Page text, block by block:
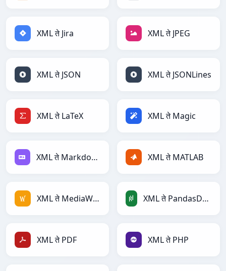
XML ते Jira XML ते JPEG
XML ते JSON XML ते JSONLines
XML ते LaTeX XML ते Magic
XML ते Markdown XML ते MATLAB
XML ते MediaWiki XML ते PandasDataFrame
XML ते PDF XML ते PHP